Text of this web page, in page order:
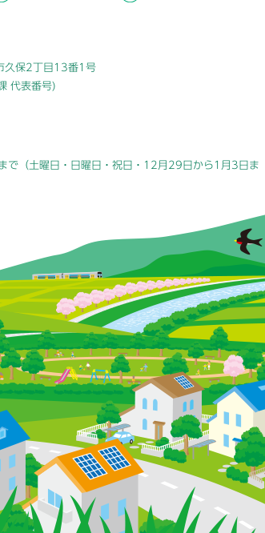
久保2丁目13番1号
代表番号)
で（土曜日・日曜日・祝日・12月29日から1月3日ま